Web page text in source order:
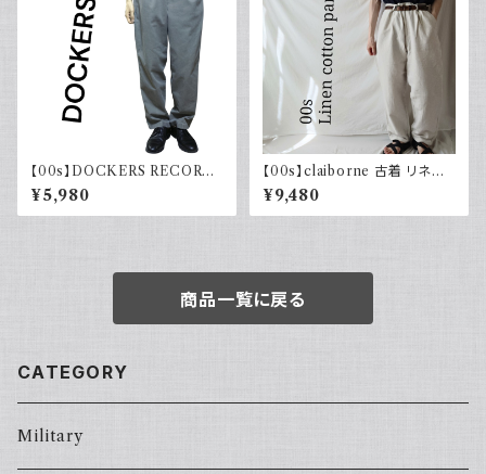
【00s】DOCKERS RECORD
ドッカーズ ツータック チノパン
¥5,980
【00s】claiborne 古着 リネン
コットンパンツ ツータック
¥9,480
商品一覧に戻る
CATEGORY
Military